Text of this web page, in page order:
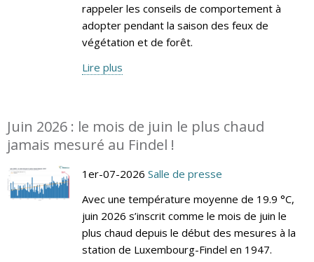
rappeler les conseils de comportement à
adopter pendant la saison des feux de
végétation et de forêt.
Lire plus
Juin 2026 : le mois de juin le plus chaud
jamais mesuré au Findel !
1er-07-2026 Salle de presse
Avec une température moyenne de 19.9 °C,
juin 2026 s’inscrit comme le mois de juin le
plus chaud depuis le début des mesures à la
station de Luxembourg-Findel en 1947.